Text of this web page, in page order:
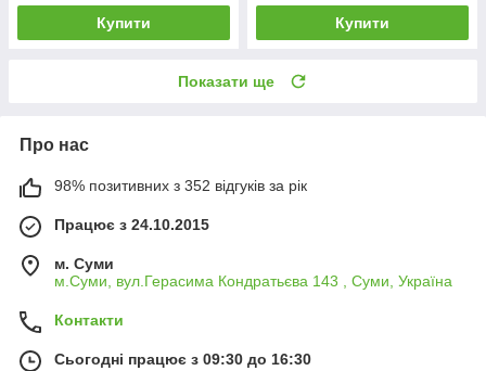
Купити Купити
Показати ще
Про нас
98% позитивних з 352 відгуків за рік
Працює з 24.10.2015
м. Суми
м.Суми, вул.Герасима Кондратьєва 143 , Суми, Україна
Контакти
Сьогодні працює з 09:30 до 16:30